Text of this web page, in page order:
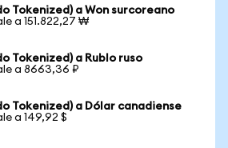
Tokenized) a Won surcoreano
a 151.822,27 ₩
Tokenized) a Rublo ruso
a 8663,36 ₽
Tokenized) a Dólar canadiense
a 149,92 $